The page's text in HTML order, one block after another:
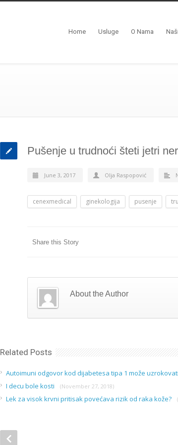
Home Usluge O Nama
Pušenje u trudnoći šteti jetri
June 3, 2017 Olja Raspopović
cenexmedical ginekologija pusenje
Share this Story
About the Author
Related Posts
Autoimuni odgovor kod dijabetesa tipa 1 može
I decu bole kosti (November 27, 2018)
Lek za visok krvni pritisak povećava rizik od raka kože?